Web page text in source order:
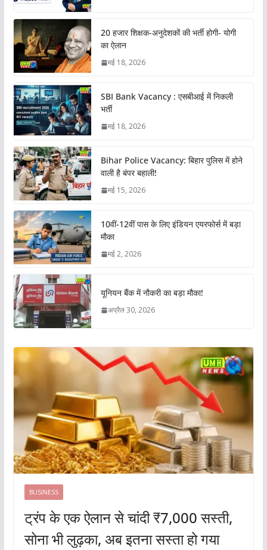
20 हजार शिक्षक-अनुदेशकों की भर्ती होगी- योगी
का ऐलान
मई 18, 2026
SBI Bank Vacancy : एसबीआई में निकली
भर्ती
मई 18, 2026
Bihar Police Vacancy: बिहार पुलिस में होने
वाली है बंपर बहाली!
मई 15, 2026
10वीं-12वीं पास के लिए इंडियन एयरफोर्स में बड़ा
मौका
मई 2, 2026
यूनियन बैंक में नौकरी का बड़ा मौका!
अप्रैल 30, 2026
BUSINESS
ट्रंप के एक ऐलान से चांदी ₹7,000 सस्ती,
सोना भी लुढ़का, अब इतना सस्ता हो गया